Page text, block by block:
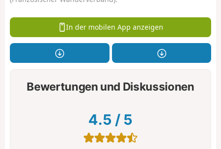
In der mobilen App anzeigen
Bewertungen und Diskussionen
4.5 / 5